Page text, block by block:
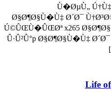
Ù�ØµÙ„
Ø§Ø¶Ø§Ù�Ù‡ Ø´Ø¯
Ú©ÛŒÙ�ÛŒØª x265
Û·Û²Û°p Ø§Ø¶Ø§Ù�Ù‡